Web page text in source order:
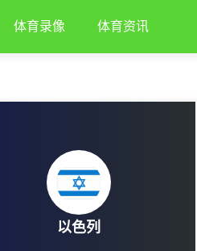
体育录像 体育资讯
以色列